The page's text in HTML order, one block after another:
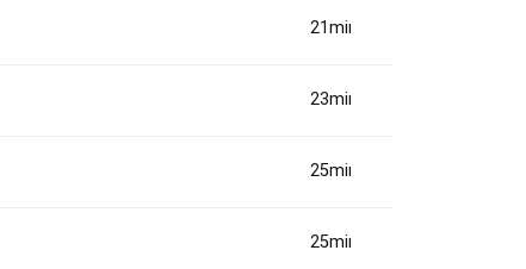
21min(s)
23min(s)
25min(s)
25min(s)